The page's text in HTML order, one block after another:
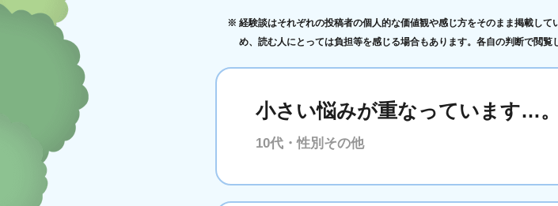
経験談はそれぞれの投稿者の個人的な価値観や感じ方をそのまま掲載し
め、読む人にとっては負担等を感じる場合もあります。各自の判断で閲覧
小さい悩みが重なっています…。
10代・性別その他